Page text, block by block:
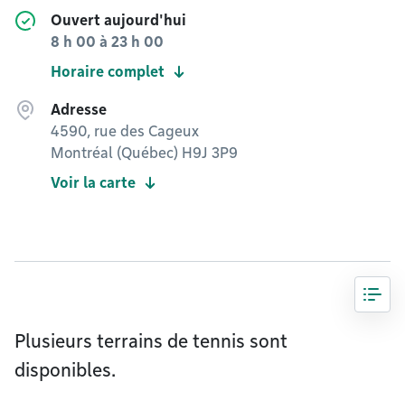
Ouvert aujourd'hui
8 h 00 à 23 h 00
Horaire complet
Adresse
4590, rue des Cageux
Montréal (Québec) H9J 3P9
Voir la carte
Plusieurs terrains de tennis sont
disponibles.